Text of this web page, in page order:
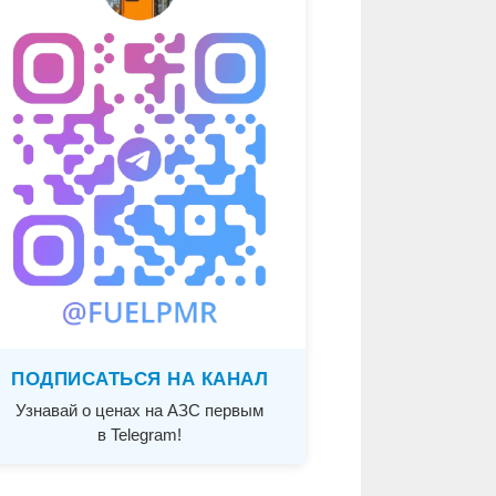
ПОДПИСАТЬСЯ НА КАНАЛ
Узнавай о ценах на АЗС первым
в Telegram!